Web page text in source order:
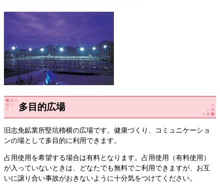
多目的広場
旧志免鉱業所堅坑櫓横の広場です。健康づくり、コミュニケーショ
ンの場として多目的に利用できます。
占用使用を希望する場合は有料となります。占用使用（有料使用）
が入っていないときは、どなたでも無料でご利用できますが、お互
いに譲り合い事故がおきないように十分気をつけてください。